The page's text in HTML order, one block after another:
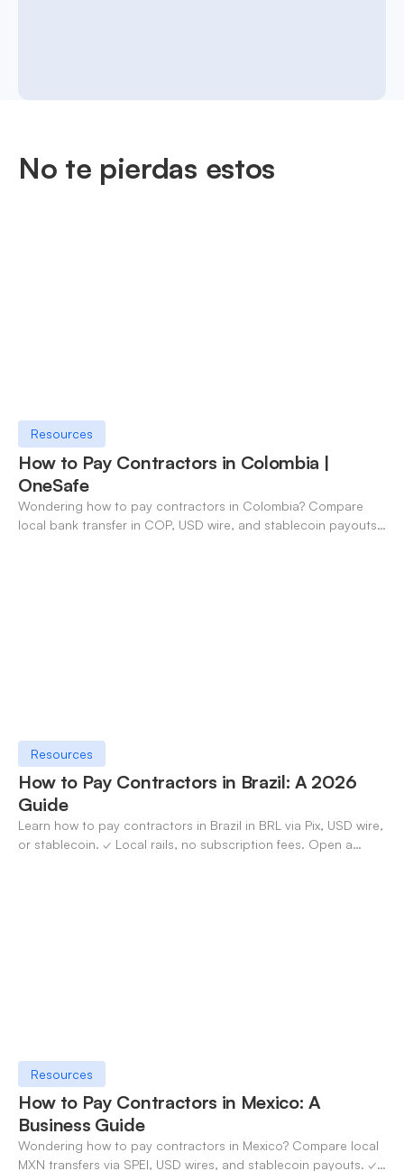
No te pierdas estos
Resources
How to Pay Contractors in Colombia |
OneSafe
Wondering how to pay contractors in Colombia? Compare
local bank transfer in COP, USD wire, and stablecoin payouts.
Resources
How to Pay Contractors in Brazil: A 2026
Guide
Learn how to pay contractors in Brazil in BRL via Pix, USD wire,
or stablecoin. ✓ Local rails, no subscription fees. Open a
Resources
How to Pay Contractors in Mexico: A
Business Guide
Wondering how to pay contractors in Mexico? Compare local
MXN transfers via SPEI, USD wires, and stablecoin payouts. ✓